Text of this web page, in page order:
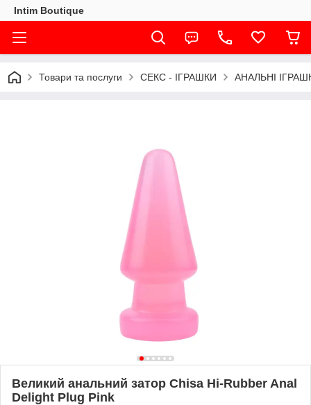
Intim Boutique
Товари та послуги СЕКС - ІГРАШКИ АНАЛЬНІ
Великий анальний затор Chisa Hi-Rubber Anal
Delight Plug Pink